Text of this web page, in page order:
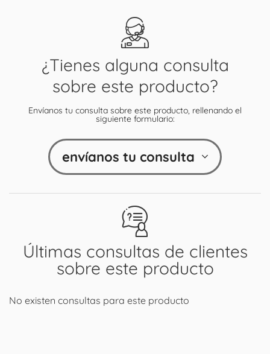
Últimas consultas de clientes
sobre este producto
No existen consultas para este producto
¿Tienes alguna consulta
sobre este producto?
Envíanos tu consulta sobre este producto, rellenando el
siguiente formulario:
envíanos tu consulta